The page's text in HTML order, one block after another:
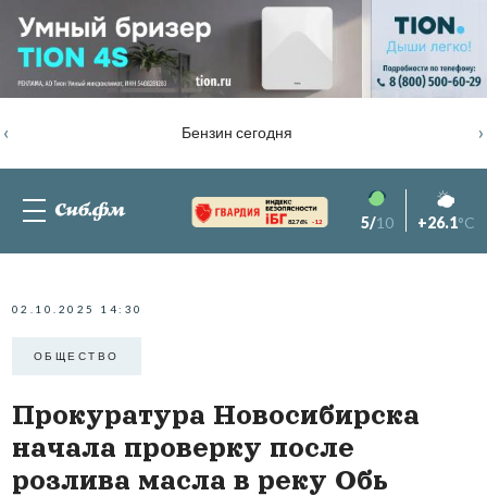
Бензин сегодня
‹ ›
82.76% -1.2 5/10 +26.1°C
02.10.2025 14:30
ОБЩЕСТВО
Прокуратура Новосибирска
начала проверку после
розлива масла в реку Обь